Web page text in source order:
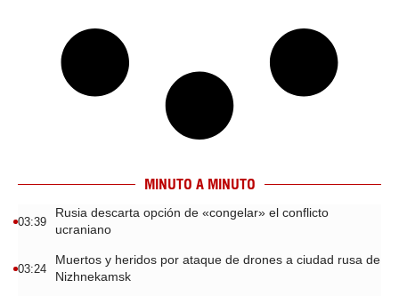
MINUTO A MINUTO
03:39
Rusia descarta opción de «congelar» el conflicto
ucraniano
03:24
Muertos y heridos por ataque de drones a ciudad rusa de
Nizhnekamsk